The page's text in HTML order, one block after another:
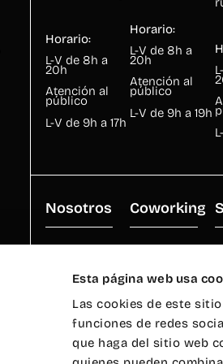
Esta página web usa
Las cookies de este
funciones de redes
que haga del sitio web
Horario:
L-V de 8h a
20h
Atención al
público
L-V de 9h a 17h
Horario:
L-V de 8h a
20h
Atención al
público
L-V de 9h a 19h
Nosotros
Beca Wayco
Agenda
Coworking
Cabanyal
Wayco Ruzafa